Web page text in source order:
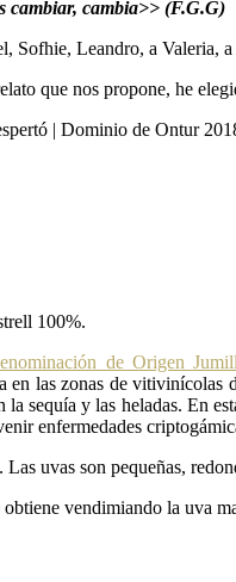
cambiar, cambia>> (F.G.G)
Sofhie, Leandro, a Valeria,
que nos propone, he
100%.
de Origen
en las zonas de
la sequía y las heladas. En
enfermedades
uvas son pequeñas,
vendimiando la uva